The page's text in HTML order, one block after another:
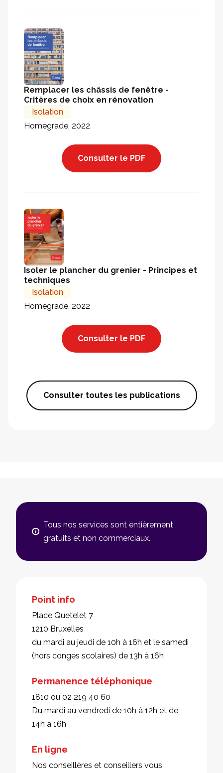
Remplacer les châssis de fenêtre -
Critères de choix en rénovation
Isolation
Homegrade, 2022
Consulter le PDF
Isoler le plancher du grenier - Principes et
techniques
Isolation
Homegrade, 2022
Consulter le PDF
Consulter toutes les publications
Tous nos services sont entièrement
gratuits et non commerciaux.
Point info
Place Quetelet 7
1210 Bruxelles
du mardi au jeudi de 10h à 16h et le samedi
(hors congés scolaires) de 13h à 16h
Permanence téléphonique
1810 ou 02 219 40 60
Du mardi au vendredi de 10h à 12h et de
14h à 16h
En ligne
Nos conseillères et conseillers vous